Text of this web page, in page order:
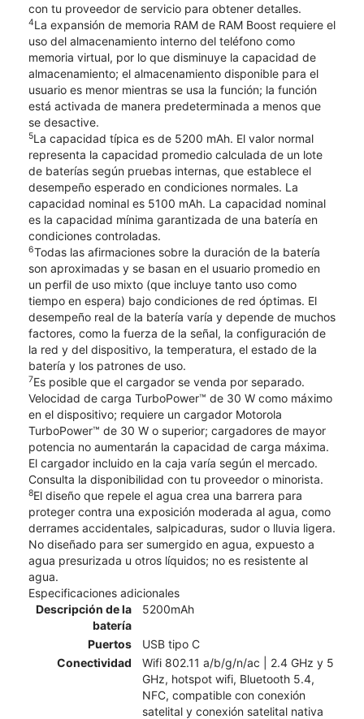
con tu proveedor de servicio para obtener detalles.
4La expansión de memoria RAM de RAM Boost requiere el
uso del almacenamiento interno del teléfono como
memoria virtual, por lo que disminuye la capacidad de
almacenamiento; el almacenamiento disponible para el
usuario es menor mientras se usa la función; la función
está activada de manera predeterminada a menos que
se desactive.
5La capacidad típica es de 5200 mAh. El valor normal
representa la capacidad promedio calculada de un lote
de baterías según pruebas internas, que establece el
desempeño esperado en condiciones normales. La
capacidad nominal es 5100 mAh. La capacidad nominal
es la capacidad mínima garantizada de una batería en
condiciones controladas.
6Todas las afirmaciones sobre la duración de la batería
son aproximadas y se basan en el usuario promedio en
un perfil de uso mixto (que incluye tanto uso como
tiempo en espera) bajo condiciones de red óptimas. El
desempeño real de la batería varía y depende de muchos
factores, como la fuerza de la señal, la configuración de
la red y del dispositivo, la temperatura, el estado de la
batería y los patrones de uso.
7Es posible que el cargador se venda por separado.
Velocidad de carga TurboPower™ de 30 W como máximo
en el dispositivo; requiere un cargador Motorola
TurboPower™ de 30 W o superior; cargadores de mayor
potencia no aumentarán la capacidad de carga máxima.
El cargador incluido en la caja varía según el mercado.
Consulta la disponibilidad con tu proveedor o minorista.
8El diseño que repele el agua crea una barrera para
proteger contra una exposición moderada al agua, como
derrames accidentales, salpicaduras, sudor o lluvia ligera.
No diseñado para ser sumergido en agua, expuesto a
agua presurizada u otros líquidos; no es resistente al
agua.
Especificaciones adicionales
Descripción de la
batería
5200mAh
Puertos
USB tipo C
Conectividad
Wifi 802.11 a/b/g/n/ac | 2.4 GHz y 5
GHz, hotspot wifi, Bluetooth 5.4,
NFC, compatible con conexión
satelital y conexión satelital nativa